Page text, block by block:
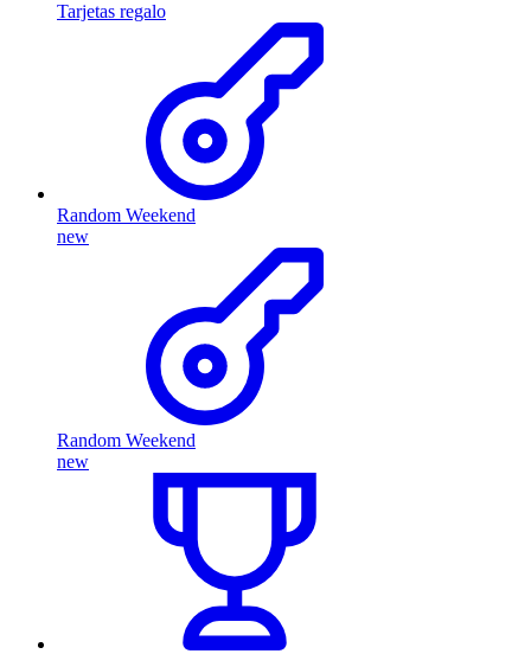
Tarjetas regalo
Random Weekend
new
Random Weekend
new